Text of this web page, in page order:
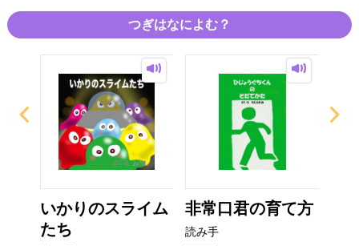
つぎはなによむ？
いかりのスライム
たち
非常口君の育て方
読み手